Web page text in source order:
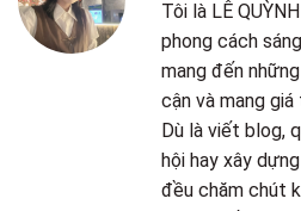
Tôi là LÊ
phong cách
mang đến
cận và mang
Dù là viết blog,
hội hay xây
đều chăm chút